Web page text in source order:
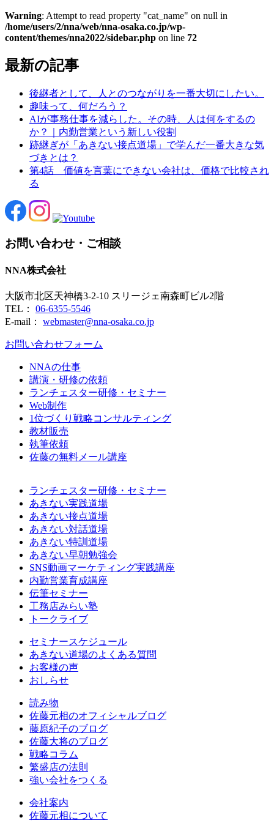
Warning: Attempt to read property "cat_name" on null in
/home/users/2/nna/web/nna-osaka.co.jp/wp-
content/themes/nna2022/sidebar.php on line 72
最新の記事
後継者として、人とのつながりを一番大切にしたい。
趣味って、何だろう？
AIが事務仕事を減らした。その時、人は何をするの
か？｜内勤営業という新しい役割
跡継ぎが「あきない接点道場」で学んだ一番大きな気
づきとは？
第4話 価値を言葉にできない会社は、価格で比較され
る
お問い合わせ・ご相談
NNA株式会社
大阪市北区天神橋3-2-10 スリージェ南森町ビル2階
TEL： 06-6355-5546
E-mail： webmaster@nna-osaka.co.jp
お問い合わせフォーム
NNAの仕事
講演・研修の依頼
ランチェスター研修・セミナー
Web制作
1位づくり戦略コンサルティング
教材販売
執筆依頼
佐藤の無料メール講座
ランチェスター研修・セミナー
あきない実践道場
あきない接点道場
あきない対話道場
あきない特訓道場
あきない早朝勉強会
SNS動画マーケティング実践講座
内勤営業育成講座
伝筆セミナー
工務店みらい塾
トークライブ
セミナースケジュール
あきない道場のよくある質問
お客様の声
おしらせ
読み物
佐藤元相のオフィシャルブログ
藤原紀子のブログ
佐藤大将のブログ
戦略コラム
繁盛店の法則
強い会社をつくる
会社案内
佐藤元相について